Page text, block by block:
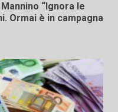
“Ignora le
Ormai è in campagna